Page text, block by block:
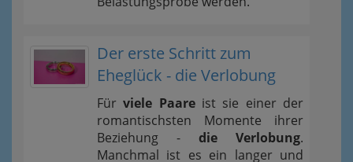
Der erste Schritt zum
Eheglück - die Verlobung
Fürviele Paareist sie einer der
romantischsten Momente ihrer
Beziehung - die Verlobung.
Manchmal ist es ein langer und